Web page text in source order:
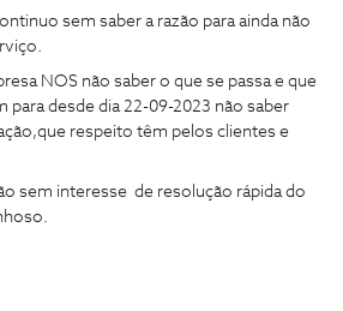
sem saber a razão para ainda não
NOS não saber o que se passa e que
para desde dia 22-09-2023 não saber
respeito têm pelos clientes e
sem interesse de resolução rápida do